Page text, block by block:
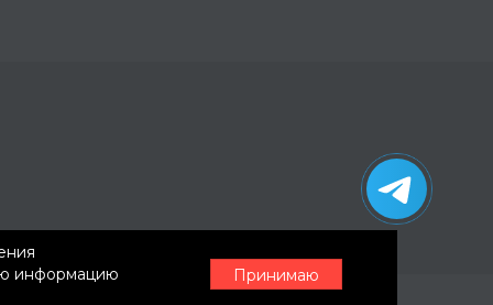
информацию
Принимаю